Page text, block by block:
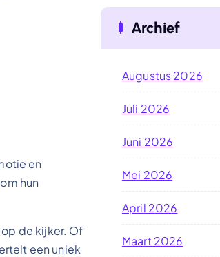
en
hun
de kijker. Of
een uniek
Archief
Augustus 2026
Juli 2026
Juni 2026
Mei 2026
April 2026
Maart 2026